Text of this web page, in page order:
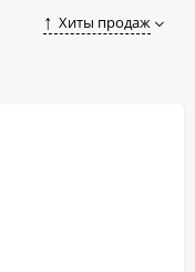
Хиты продаж